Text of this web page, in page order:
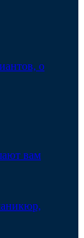
о
вам